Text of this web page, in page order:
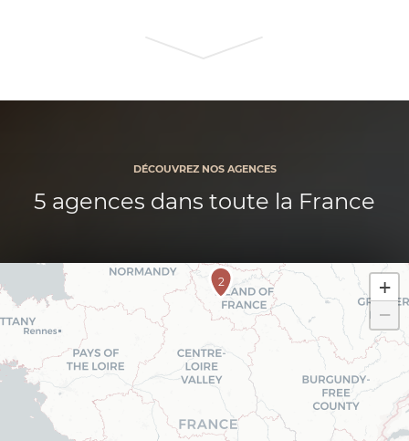
DÉCOUVREZ NOS AGENCES
5 agences dans toute la France
2
+
−